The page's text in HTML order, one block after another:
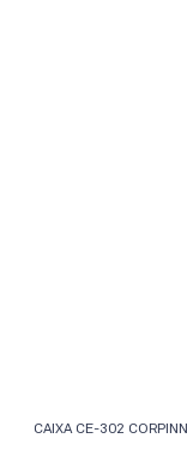
CAIXA CE-302